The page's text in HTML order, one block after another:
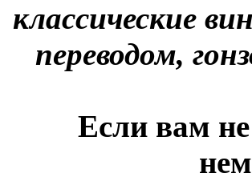
классические
переводом,
Если вам